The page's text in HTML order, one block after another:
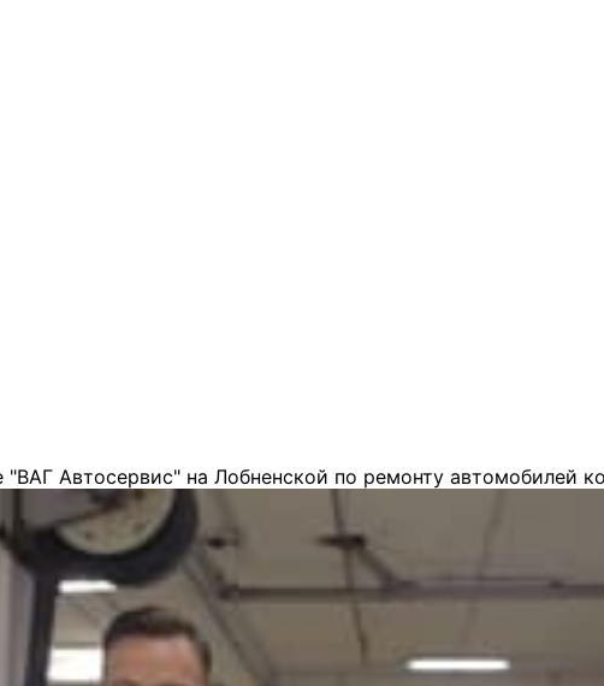
Автосервис" на Лобненской по ремонту автомобилей